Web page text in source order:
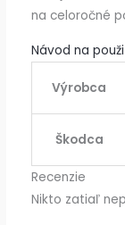
na celoročné
Návod na
Výrobca
Škodca
Recenzie
Nikto zatiaľ